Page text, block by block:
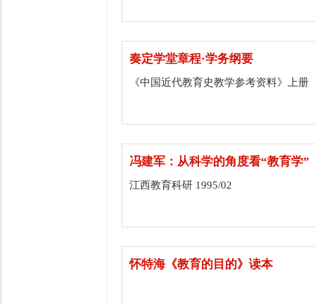
奏定学堂章程·学务纲要
《中国近代教育史教学参考资料》上册
冯建军：从科学的角度看“教育学”
江西教育科研 1995/02
怀特海《教育的目的》读本